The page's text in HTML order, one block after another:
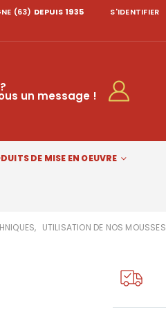
(63) DEPUIS 1935 S'IDENTIFIER
un message !
DE MISE EN OEUVRE
, UTILISATION DE NOS MOUSSES